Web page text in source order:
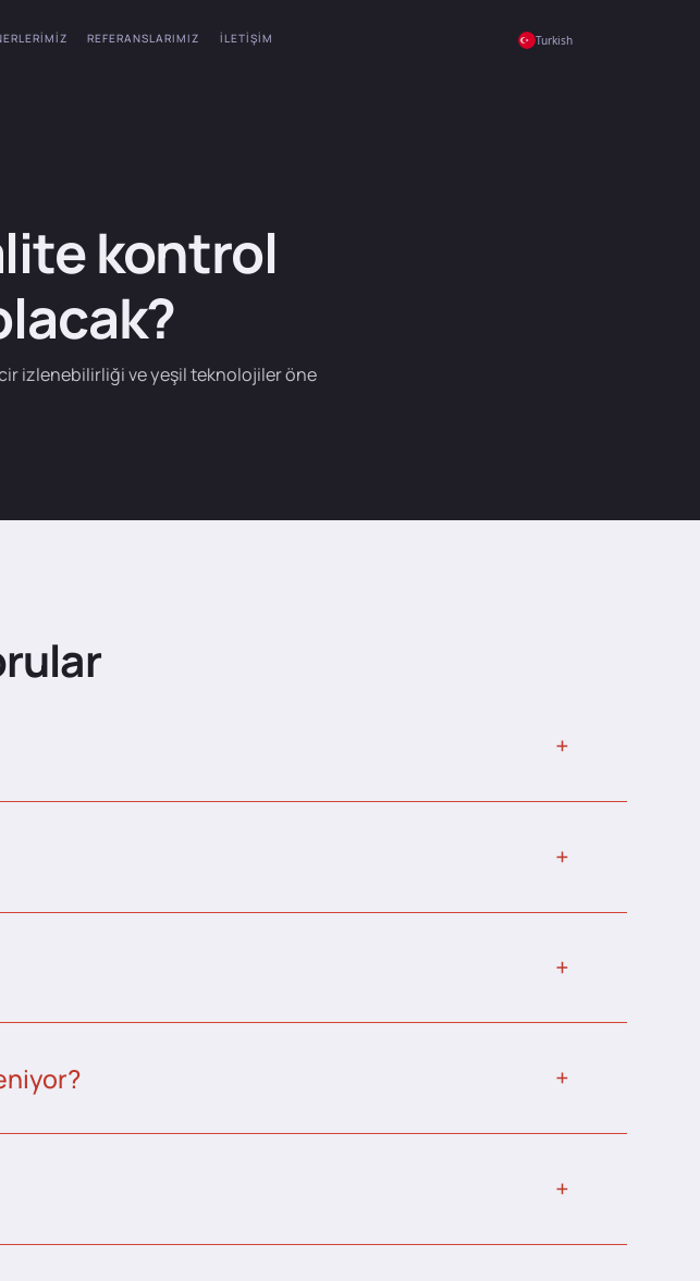
REFERANSLARIMIZ İLETIŞIM Turkish
kontrol
izlenebilirliği ve yeşil teknolojiler öne